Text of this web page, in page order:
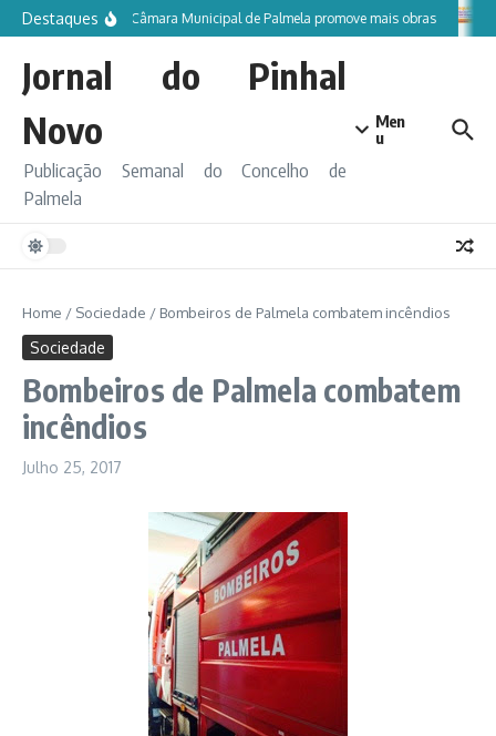
Ir para o conteúdo
Destaques Câmara Municipal de Palmela promove mais obras
Jornal do Pinhal
Novo
Publicação Semanal do Concelho de
Palmela
Men
u
Home / Sociedade / Bombeiros de Palmela combatem incêndios
Sociedade
Bombeiros de Palmela combatem
incêndios
Julho 25, 2017